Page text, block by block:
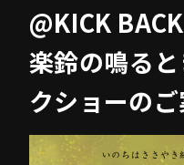
@KICK
楽鈴の鳴る
クショーの